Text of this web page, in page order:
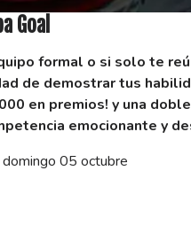
Goal
formal o si solo te
de demostrar tus
en premios! y una
emocionante y
05 octubre